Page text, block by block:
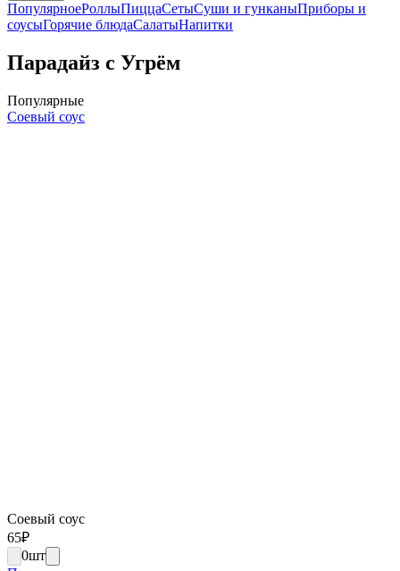
ПопулярноеРоллыПиццаСетыСуши и гунканыПриборы и
соусыГорячие блюдаСалатыНапитки
Парадайз с Угрём
Популярные
Соевый соус
Соевый соус
65₽
0шт